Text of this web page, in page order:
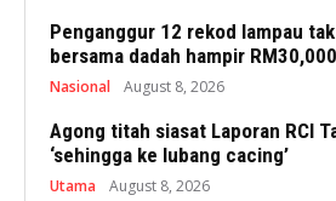
Penganggur 12 rekod lampau
bersama dadah hampir RM30,000
Nasional August 8, 2026
Agong titah siasat Laporan RCI
‘sehingga ke lubang cacing’
Utama August 8, 2026